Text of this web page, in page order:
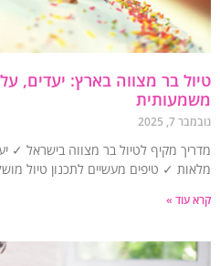
בר מצווה בארץ: יעדים,
2025
מקיף לטיול בר מצווה בישראל ✓
✓ טיפים מעשיים לתכנון טיול
עוד »